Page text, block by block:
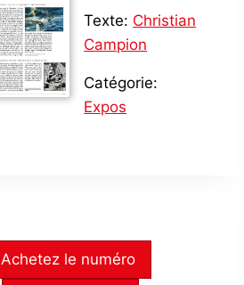
Texte: Christian
Campion
Catégorie:
Expos
Achetez le numéro